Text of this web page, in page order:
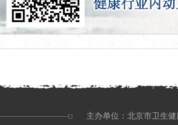
主办单位：北京市卫生